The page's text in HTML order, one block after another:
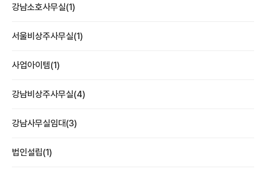
강남소호사무실(1)
서울비상주사무실(1)
사업아이템(1)
강남비상주사무실(4)
강남사무실임대(3)
법인설립(1)